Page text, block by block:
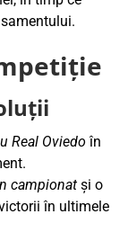
Real Oviedo în
campionat și o
în ultimele